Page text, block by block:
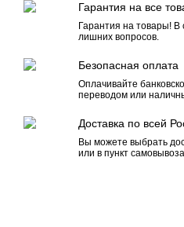
Гарантия на все
Гарантия на товары! В
лишних вопросов.
Безопасная оплата
Оплачивайте
переводом или
Доставка по всей
Вы можете выбрать
или в пункт самовывоза